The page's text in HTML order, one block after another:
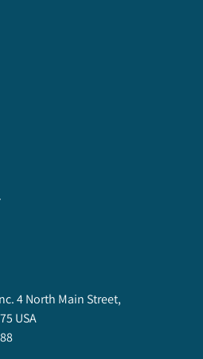
4 North Main Street,
USA